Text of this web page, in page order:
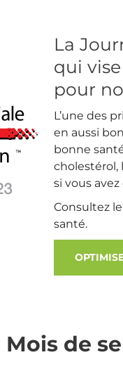
La
qui
pour
L’une des
en aussi
bonne
cholestérol,
si vous
Consultez
santé.
de